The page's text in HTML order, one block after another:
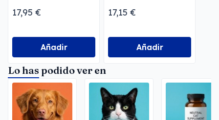
17,95 €
Añadir
17,15 €
Añadir
Lo has podido ver en